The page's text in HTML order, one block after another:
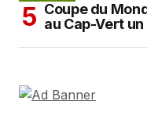
Coupe du
au Cap-Vert